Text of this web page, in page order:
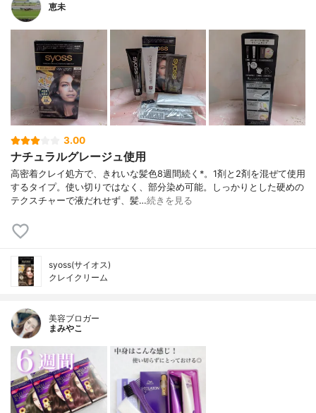
恵未
3.00
ナチュラルグレージュ使用
高密着クレイ処方で、きれいな髪色8週間続く*。1剤と2剤を混ぜて使用
するタイプ。使い切りではなく、部分染め可能。しっかりとした硬めの
テクスチャーで液だれせず、髪…続きを見る
syoss(サイオス)
クレイクリーム
美容ブロガー
まみやこ